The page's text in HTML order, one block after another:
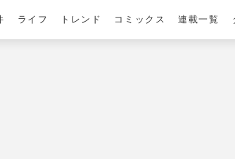
ライフ トレンド コミックス 連載一覧